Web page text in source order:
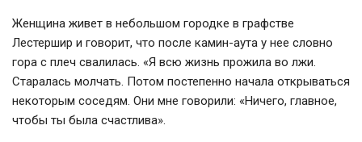
Женщина живет в небольшом городке в графстве
Лестершир и говорит, что после камин-аута у нее словно
гора с плеч свалилась. «Я всю жизнь прожила во лжи.
Старалась молчать. Потом постепенно начала открываться
некоторым соседям. Они мне говорили: «Ничего, главное,
чтобы ты была счастлива».